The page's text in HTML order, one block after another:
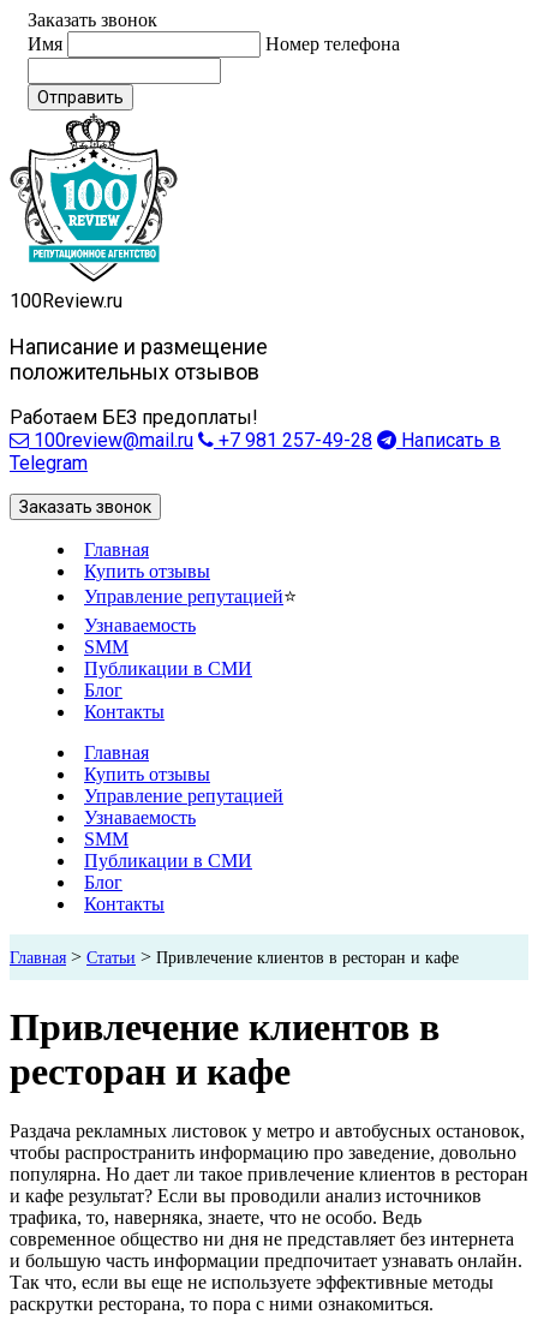
Заказать звонок
Имя
Номер телефона
Отправить
100Review.ru
Написание и размещение
положительных отзывов
Работаем БЕЗ предоплаты!
100review@mail.ru
+7 981 257-49-28
Написать в
Telegram
Заказать звонок
Главная
Купить отзывы
Управление репутацией⭐
Узнаваемость
SMM
Публикации в СМИ
Блог
Контакты
Главная
Купить отзывы
Управление репутацией
Узнаваемость
SMM
Публикации в СМИ
Блог
Контакты
Главная > Статьи > Привлечение клиентов в ресторан и кафе
Привлечение клиентов в
ресторан и кафе
Раздача рекламных листовок у метро и автобусных остановок,
чтобы распространить информацию про заведение, довольно
популярна. Но дает ли такое привлечение клиентов в ресторан
и кафе результат? Если вы проводили анализ источников
трафика, то, наверняка, знаете, что не особо. Ведь
современное общество ни дня не представляет без интернета
и большую часть информации предпочитает узнавать онлайн.
Так что, если вы еще не используете эффективные методы
раскрутки ресторана, то пора с ними ознакомиться.